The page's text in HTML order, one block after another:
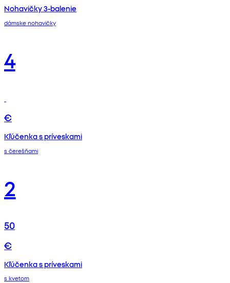
Nohavičky 3-balenie
dámske nohavičky
4
€
Kľúčenka s príveskami
s čerešňami
2
50
€
Kľúčenka s príveskami
s kvetom